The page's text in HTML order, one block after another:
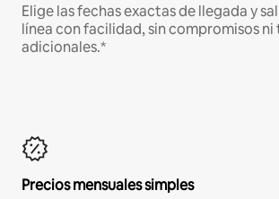
Elige las fechas exactas de llegada y
línea con facilidad, sin compromisos
adicionales.*
Precios mensuales simples